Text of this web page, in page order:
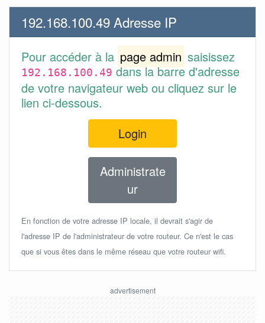
192.168.100.49 Adresse IP
Pour accéder à la page admin saisissez
192.168.100.49 dans la barre d'adresse
de votre navigateur web ou cliquez sur le
lien ci-dessous.
Login
Administrate
ur
En fonction de votre adresse IP locale, il devrait s'agir de
l'adresse IP de l'administrateur de votre routeur. Ce n'est le cas
que si vous êtes dans le même réseau que votre routeur wifi.